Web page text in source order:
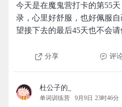
今天是在魔鬼营打卡的第55
录，心里好舒服，也好佩服
望接下去的最后45天也不会请
分享 评
杜公子的_
单词训练营 9月9日 23时46分